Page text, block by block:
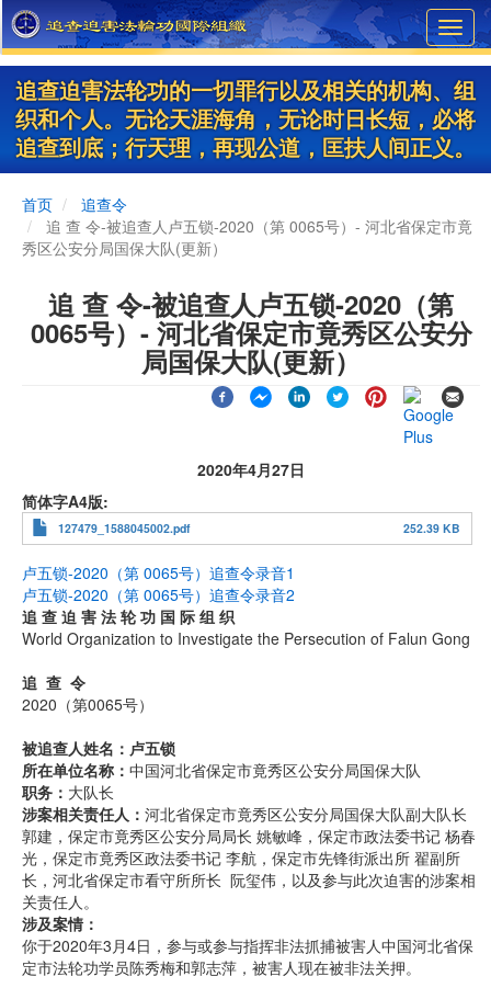
Skip
to
main
content
追查迫害法轮功的一切罪行以及相关的机构、组
织和个人。无论天涯海角，无论时日长短，必将
追查到底；行天理，再现公道，匡扶人间正义。
首页
追查令
追 查 令-被追查人卢五锁-2020（第 0065号）- 河北省保定市竟
秀区公安分局国保大队(更新）
追 查 令-被追查人卢五锁-2020（第
0065号）- 河北省保定市竟秀区公安分
局国保大队(更新）
2020年4月27日
简体字A4版
127479_1588045002.pdf 252.39 KB
卢五锁-2020（第 0065号）追查令录音1
卢五锁-2020（第 0065号）追查令录音2
追 查 迫 害 法 轮 功 国 际 组 织
World Organization to Investigate the Persecution of Falun Gong
追 查 令
2020（第0065号）
被追查人姓名：卢五锁
所在单位名称： 中国河北省保定市竟秀区公安分局国保大队
职务： 大队长
涉案相关责任人： 河北省保定市竟秀区公安分局国保大队副大队长
郭建，保定市竟秀区公安分局局长 姚敏峰，保定市政法委书记 杨春
光，保定市竟秀区政法委书记 李航，保定市先锋街派出所 翟副所
长，河北省保定市看守所所长 阮玺伟，以及参与此次迫害的涉案相
关责任人。
涉及案情：
你于2020年3月4日，参与或参与指挥非法抓捕被害人中国河北省保
定市法轮功学员陈秀梅和郭志萍，被害人现在被非法关押。